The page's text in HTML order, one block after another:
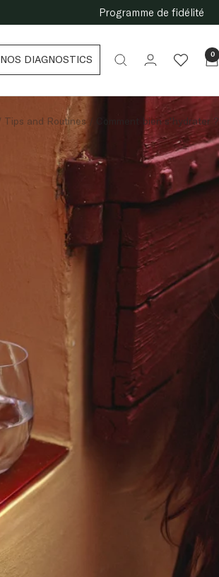
Programme de fidélité
NOS DIAGNOSTICS 0
Tips and Routines Comment bien s'hydrater ?